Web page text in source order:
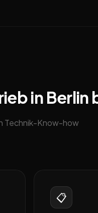
in Berlin
Technik-Know-how
📋